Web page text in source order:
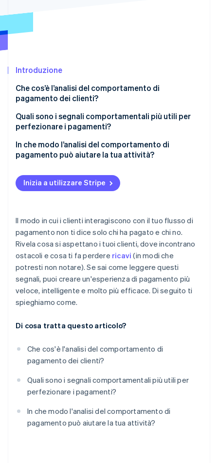
Prevenzione delle frodi
Climate
Identity
Verifica online dell'identità
Stripe Sessions 2026
Guarda ora
Introduzione
Che cos’è l’analisi del comportamento di
pagamento dei clienti?
Quali sono i segnali comportamentali più utili per
perfezionare i pagamenti?
Tasso di autorizzazione
Utilizzo dei metodi di pagamento
Punti di abbandono durante il pagamento
Comportamento di pagamento del cliente nel
tempo
Segnalazioni di frode e contestazioni
In che modo l’analisi del comportamento di
pagamento può aiutare la tua attività?
Recupera i pagamenti non andati a buon fine
Aumenta la conversione al momento del
Riduci al minimo le complessità dei clienti
Migliora la fidelizzazione degli abbonamenti
Ottimizza i controlli antifrode
Inizia a utilizzare Stripe
Il modo in cui i clienti interagiscono con il tuo flusso di
pagamento non ti dice solo chi ha pagato e chi no.
Rivela cosa si aspettano i tuoi clienti, dove incontrano
ostacoli e cosa ti fa perdere ricavi (in modi che
potresti non notare). Se sai come leggere questi
segnali, puoi creare un'esperienza di pagamento più
veloce, intelligente e molto più efficace. Di seguito ti
spieghiamo come.
Di cosa tratta questo articolo?
Che cos'è l'analisi del comportamento di
pagamento dei clienti?
Quali sono i segnali comportamentali più utili per
perfezionare i pagamenti?
In che modo l'analisi del comportamento di
pagamento può aiutare la tua attività?